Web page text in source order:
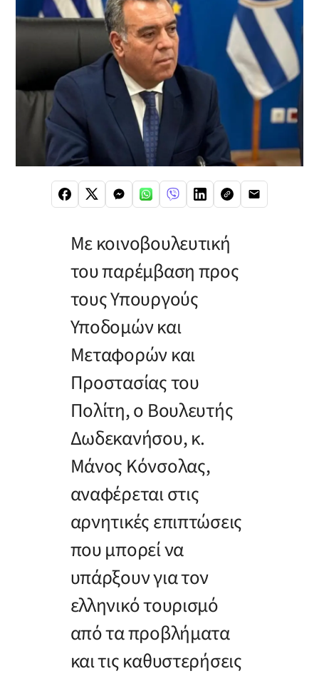
Με κοινοβουλευτική
του παρέμβαση προς
τους Υπουργούς
Υποδομών και
Μεταφορών και
Προστασίας του
Πολίτη, ο Βουλευτής
Δωδεκανήσου, κ.
Μάνος Κόνσολας,
αναφέρεται στις
αρνητικές επιπτώσεις
που μπορεί να
υπάρξουν για τον
ελληνικό τουρισμό
από τα προβλήματα
και τις καθυστερήσεις